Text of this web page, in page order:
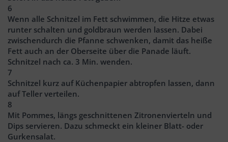
6
Wenn alle Schnitzel im Fett schwimmen, die Hitze etwas
runter schalten und goldbraun werden lassen. Dabei
zwischendurch die Pfanne schwenken, damit das heiße
Fett auch an der Oberseite über die Panade läuft.
Schnitzel nach ca. 3 Min. wenden.
7
Schnitzel kurz auf Küchenpapier abtropfen lassen, dann
auf Teller verteilen.
8
Mit Pommes, längs geschnittenen Zitronenvierteln und
Dips servieren. Dazu schmeckt ein kleiner Blatt- oder
Gurkensalat.